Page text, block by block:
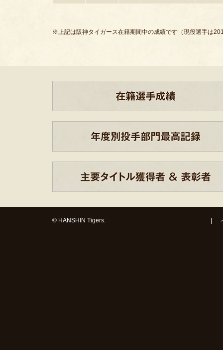
※上記は阪神タイガース在籍期間中の成績です（現役選手は
© HANSHIN Tigers.